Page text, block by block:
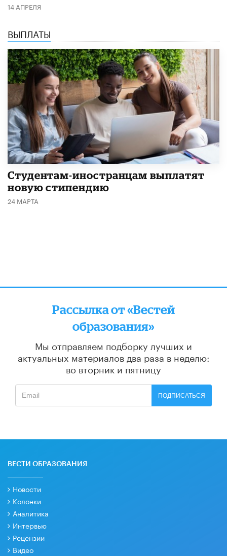
14 АПРЕЛЯ
ВЫПЛАТЫ
Студентам-иностранцам выплатят
новую стипендию
24 МАРТА
Рассылка от «Вестей
образования»
Мы отправляем подборку лучших и
актуальных материалов два раза в неделю:
во вторник и пятницу
ПОДПИСАТЬСЯ
ВЕСТИ ОБРАЗОВАНИЯ
Новости
Колонки
Аналитика
Интервью
Рецензии
Видео